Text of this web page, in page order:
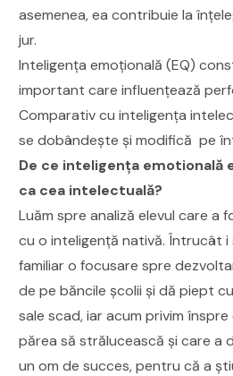
asemenea, ea contribuie la
jur.
Inteligența emoțională (EQ)
important care influențează
Comparativ cu inteligența
se dobândește și modifică pe
De ce inteligența
ca cea intelectuală?
Luăm spre analiză elevul care a
cu o inteligență nativă. Întrucât i
familiar o focusare spre
de pe băncile școlii și dă piept
sale scad, iar acum privim
părea să strălucească și care a
un om de succes, pentru că a